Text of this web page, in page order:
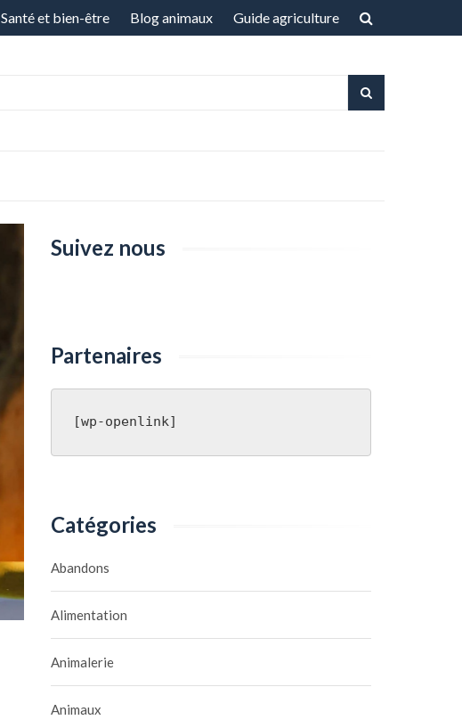
Santé et bien-être Blog animaux Guide agriculture
Suivez nous
Partenaires
[wp-openlink]
Catégories
Abandons
Alimentation
Animalerie
Animaux